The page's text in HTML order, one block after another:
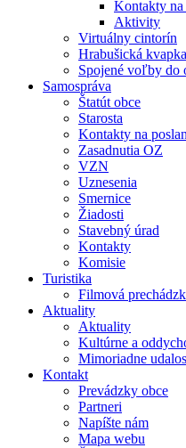
Kontakty
Aktivity
Virtuálny cintorín
Hrabušická
Spojené voľby do
Samospráva
Štatút obce
Starosta
Kontakty na
Zasadnutia OZ
VZN
Uznesenia
Smernice
Žiadosti
Stavebný úrad
Kontakty
Komisie
Turistika
Filmová
Aktuality
Aktuality
Kultúrne a
Mimoriadne
Kontakt
Prevádzky obce
Partneri
Napíšte nám
Mapa webu